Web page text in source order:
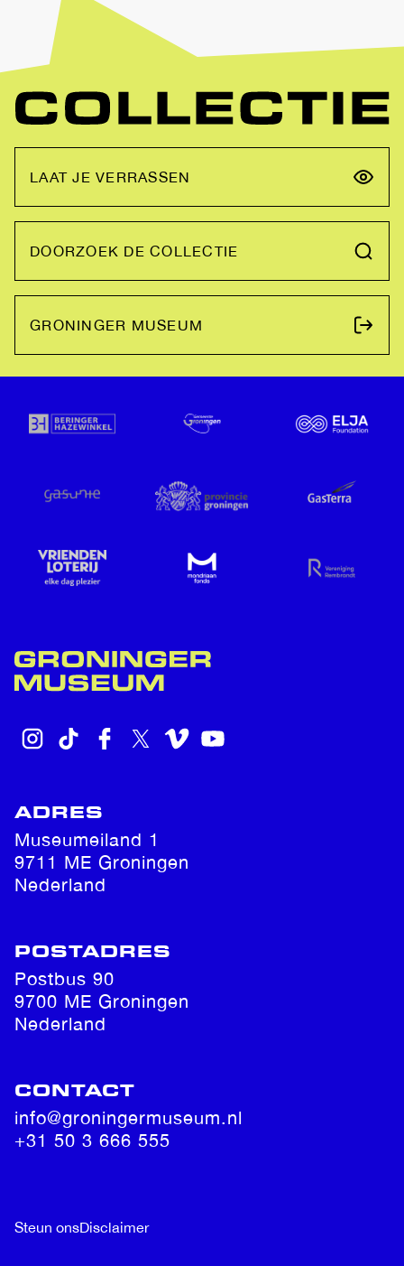
LAAT JE VERRASSEN
DOORZOEK DE COLLECTIE
GRONINGER MUSEUM
ADRES
Museumeiland 1
9711 ME Groningen
Nederland
POSTADRES
Postbus 90
9700 ME Groningen
Nederland
CONTACT
info@groningermuseum.nl
+31 50 3 666 555
Steun onsDisclaimer